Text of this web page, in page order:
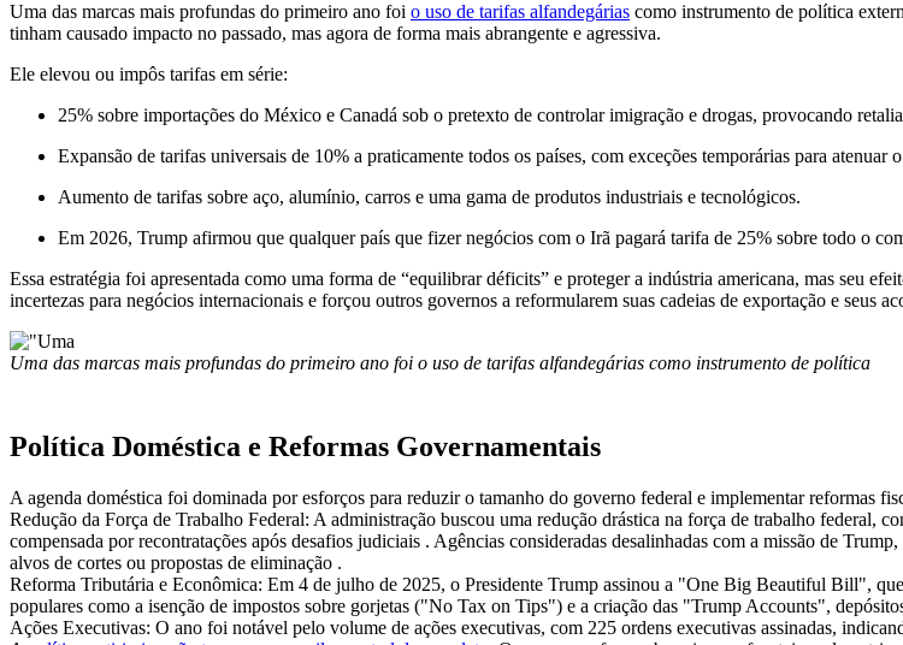
Uma das marcas mais profundas do primeiro ano foi o uso de tarifas alfandegárias como instrumento de política
tinham causado impacto no passado, mas agora de forma mais abrangente e agressiva.
Ele elevou ou impôs tarifas em série:
25% sobre importações do México e Canadá sob o pretexto de controlar imigração e drogas, provocando
Expansão de tarifas universais de 10% a praticamente todos os países, com exceções temporárias para atenuar
Aumento de tarifas sobre aço, alumínio, carros e uma gama de produtos industriais e tecnológicos.
Em 2026, Trump afirmou que qualquer país que fizer negócios com o Irã pagará tarifa de 25% sobre todo o
Essa estratégia foi apresentada como uma forma de “equilibrar déficits” e proteger a indústria americana, mas seu
incertezas para negócios internacionais e forçou outros governos a reformularem suas cadeias de exportação e seus
Uma das marcas mais profundas do primeiro ano foi o uso de tarifas alfandegárias como instrumento de política
Política Doméstica e Reformas Governamentais
A agenda doméstica foi dominada por esforços para reduzir o tamanho do governo federal e implementar reformas
Redução da Força de Trabalho Federal: A administração buscou uma redução drástica na força de trabalho federal,
compensada por recontratações após desafios judiciais . Agências consideradas desalinhadas com a missão de
alvos de cortes ou propostas de eliminação .
Reforma Tributária e Econômica: Em 4 de julho de 2025, o Presidente Trump assinou a "One Big Beautiful Bill",
populares como a isenção de impostos sobre gorjetas ("No Tax on Tips") e a criação das "Trump Accounts",
Ações Executivas: O ano foi notável pelo volume de ações executivas, com 225 ordens executivas assinadas,